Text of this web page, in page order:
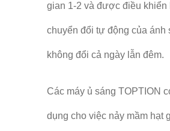
gian 1-2 và được điều
chuyển đổi tự động của ánh
không đổi cả ngày lẫn đêm.
Các máy ủ sáng TOPTION
dụng cho việc nảy mầm hạt